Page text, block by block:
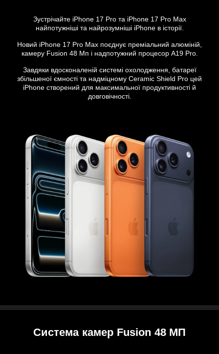
Зустрічайте iPhone 17 Pro та iPhone 17 Pro Max
найпотужніші та найрозумніші iPhone в історії.
Новий iPhone 17 Pro Max поєднує преміальний алюміній,
камеру Fusion 48 Мп і надпотужний процесор А19 Pro.
Завдяки вдосконаленій системі охолодження, батареї
збільшеної ємності та надміцному Ceramic Shield Pro цей
iPhone створений для максимальної продуктивності й
довговічності.
Система камер Fusion 48 МП